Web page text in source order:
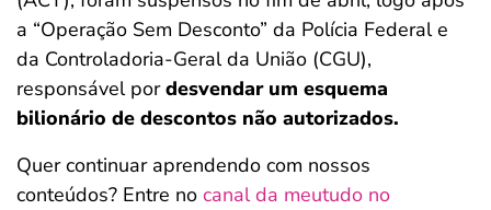
a “Operação Sem Desconto” da Polícia Federal e
da Controladoria-Geral da União (CGU),
responsável pordesvendar um esquema
bilionário de descontos não autorizados.
Quer continuar aprendendo com nossos
conteúdos? Entre no canal da meutudo no